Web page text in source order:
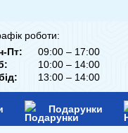
роботи:
Пт:
09:00 – 17:00
10:00 – 14:00
13:00 – 14:00
Подарунки